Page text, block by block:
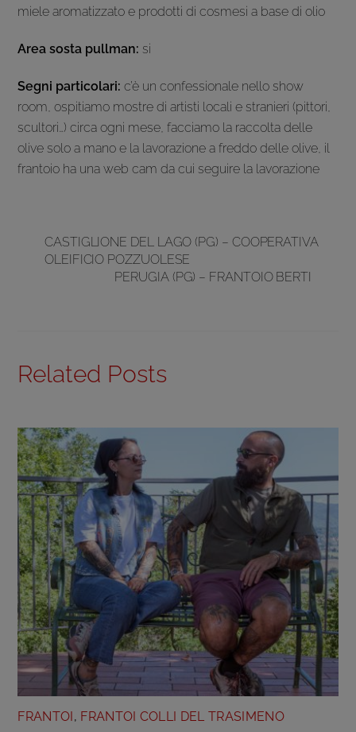
miele aromatizzato e prodotti di cosmesi a base di olio
Area sosta pullman: si
Segni particolari: c’è un confessionale nello show
room, ospitiamo mostre di artisti locali e stranieri (pittori,
scultori…) circa ogni mese, facciamo la raccolta delle
olive solo a mano e la lavorazione a freddo delle olive, il
frantoio ha una web cam da cui seguire la lavorazione
CASTIGLIONE DEL LAGO (PG) – COOPERATIVA
OLEIFICIO POZZUOLESE
PERUGIA (PG) – FRANTOIO BERTI
Related Posts
FRANTOI, FRANTOI COLLI DEL TRASIMENO